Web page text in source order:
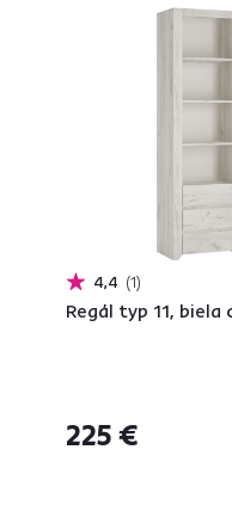
4,4 1
Regál typ 11, biela
225 €